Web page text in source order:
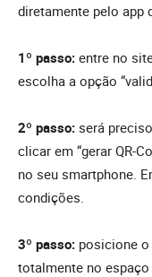
diretamente pelo app
1º passo: entre no
escolha a opção
2º passo: será
clicar em “gerar QR-
no seu smartphone.
condições.
3º passo: posicione
totalmente no